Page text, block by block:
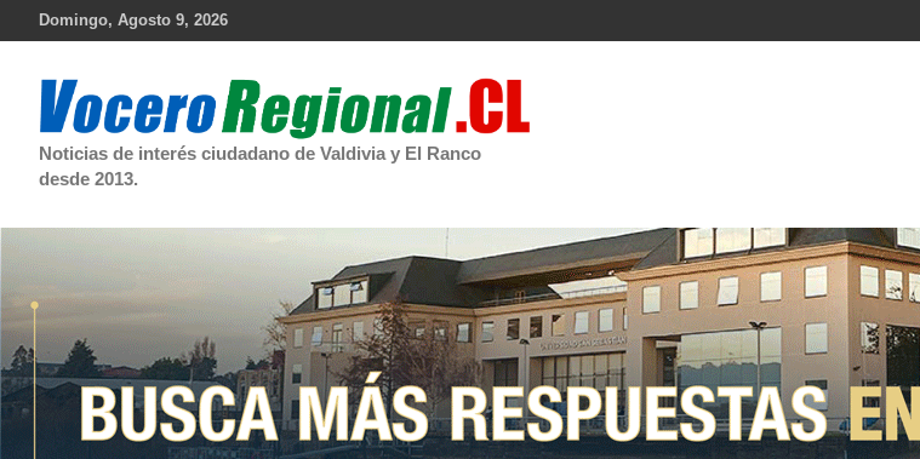
Domingo, Agosto 9, 2026
Noticias de interés ciudadano de Valdivia y El Ranco
desde 2013.